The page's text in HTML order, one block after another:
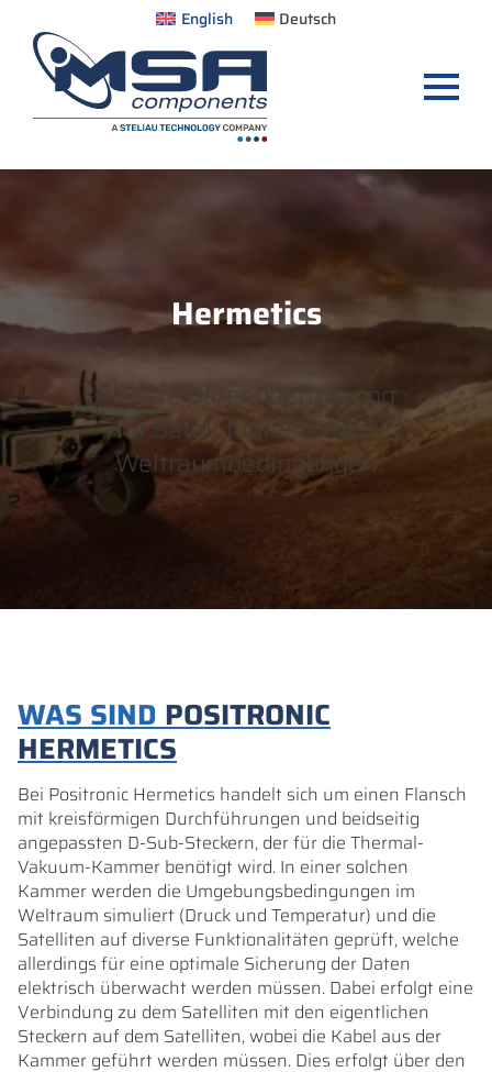
English Deutsch
Hermetics
Sichere Datenübertragung
für Satellitentests nach
Weltraumbedingungen
WAS SIND POSITRONIC
HERMETICS
Bei Positronic Hermetics handelt sich um einen Flansch
mit kreisförmigen Durchführungen und beidseitig
angepassten D-Sub-Steckern, der für die Thermal-
Vakuum-Kammer benötigt wird. In einer solchen
Kammer werden die Umgebungsbedingungen im
Weltraum simuliert (Druck und Temperatur) und die
Satelliten auf diverse Funktionalitäten geprüft, welche
allerdings für eine optimale Sicherung der Daten
elektrisch überwacht werden müssen. Dabei erfolgt eine
Verbindung zu dem Satelliten mit den eigentlichen
Steckern auf dem Satelliten, wobei die Kabel aus der
Kammer geführt werden müssen. Dies erfolgt über den